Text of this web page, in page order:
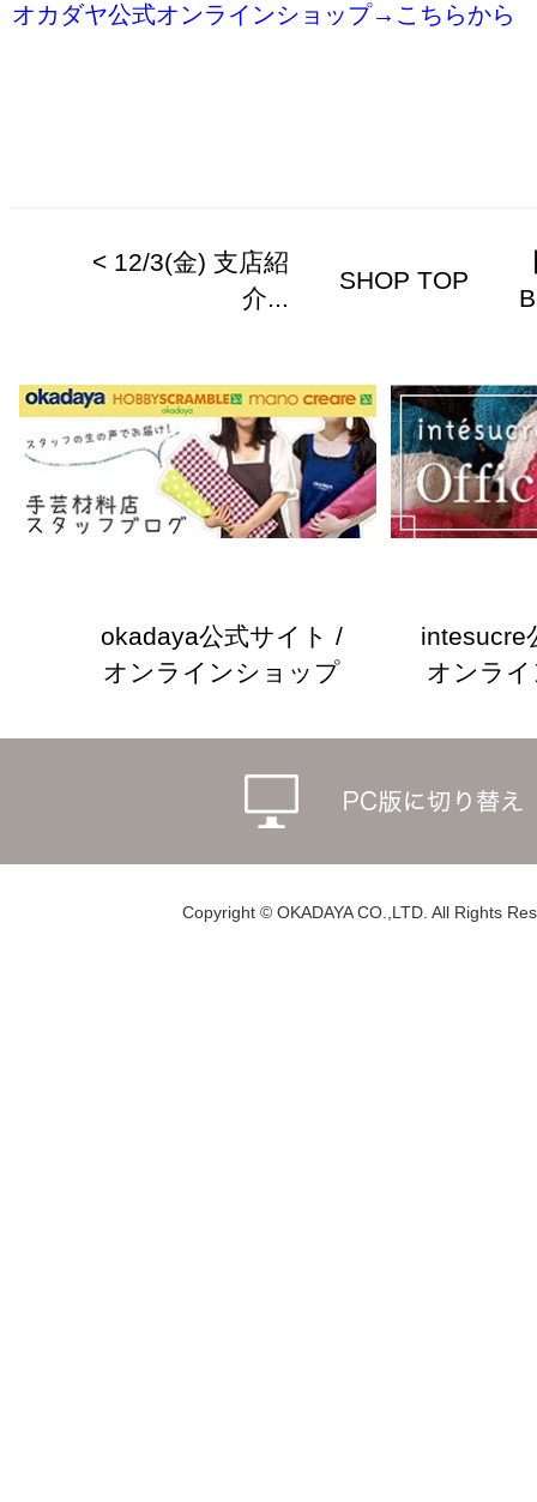
オカダヤ公式オンラインショップ→こちらから
< 12/3(金) 支店紹
介...
SHOP TOP
okadaya公式サイト /
オンラインショップ
intesucre
オンラ
Copyright © OKADAYA CO.,LTD. All Rights